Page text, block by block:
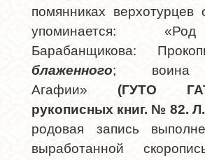
помянниках
упоминается:
Барабанщикова:
блаженного; воина
Агафии» (ГУТО
рукописных книг. № 82.
родовая запись
выработанной